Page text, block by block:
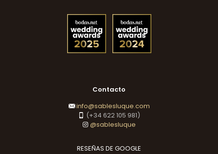
Contacto
info@sablesluque.com
(+34 622 105 981)
@sablesluque
RESEÑAS DE GOOGLE